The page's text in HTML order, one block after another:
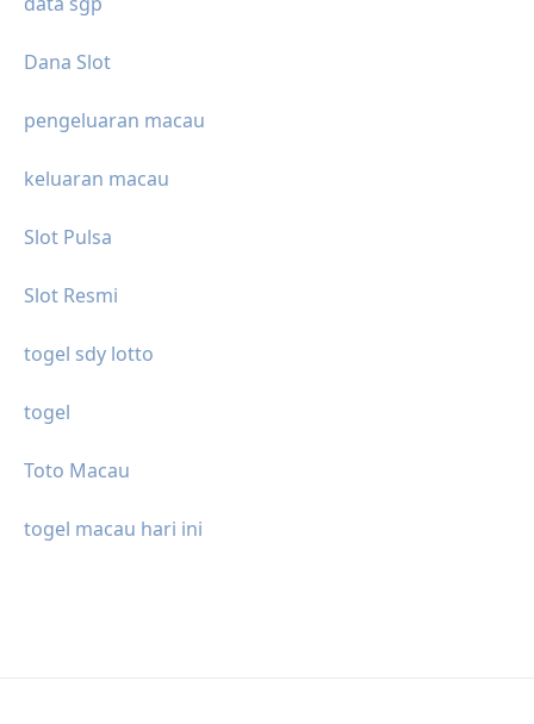
Dana Slot
pengeluaran macau
keluaran macau
Slot Pulsa
Slot Resmi
togel sdy lotto
togel
Toto Macau
togel macau hari ini